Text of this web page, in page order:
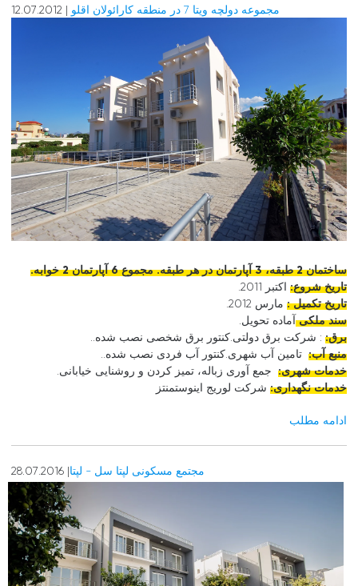
مجموعه دولچه ویتا 7 در منطقه کارائولان اقلو | 12.07.2012
ساختمان 2 طبقه، 3 آپارتمان در هر طبقه. مجموع 6 آپارتمان 2 خوابه.
تاریخ شروع: اکتبر 2011.
تاریخ تکمیل : مارس 2012.
سند ملکیآماده تحویل.
برق: : شرکت برق دولتی.کنتور برق شخصی نصب شده..
منبع آب: تامین آب شهری.کنتور آب فردی نصب شده..
خدمات شهری: جمع آوری زباله، تمیز کردن و روشنایی خیابانی.
خدمات نگهداری: شرکت لوریج اینوستمنتز
ادامه مطلب
مجتمع مسکونی لپتا سل - لپتا| 28.07.2016